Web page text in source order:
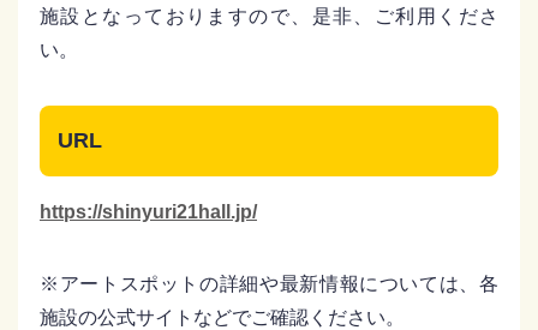
施設となっておりますので、是非、ご利用くださ
い。
URL
https://shinyuri21hall.jp/
※アートスポットの詳細や最新情報については、各
施設の公式サイトなどでご確認ください。